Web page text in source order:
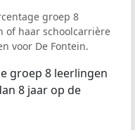
groep 8
of haar schoolcarrière
voor De Fontein.
groep 8 leerlingen
8 jaar op de